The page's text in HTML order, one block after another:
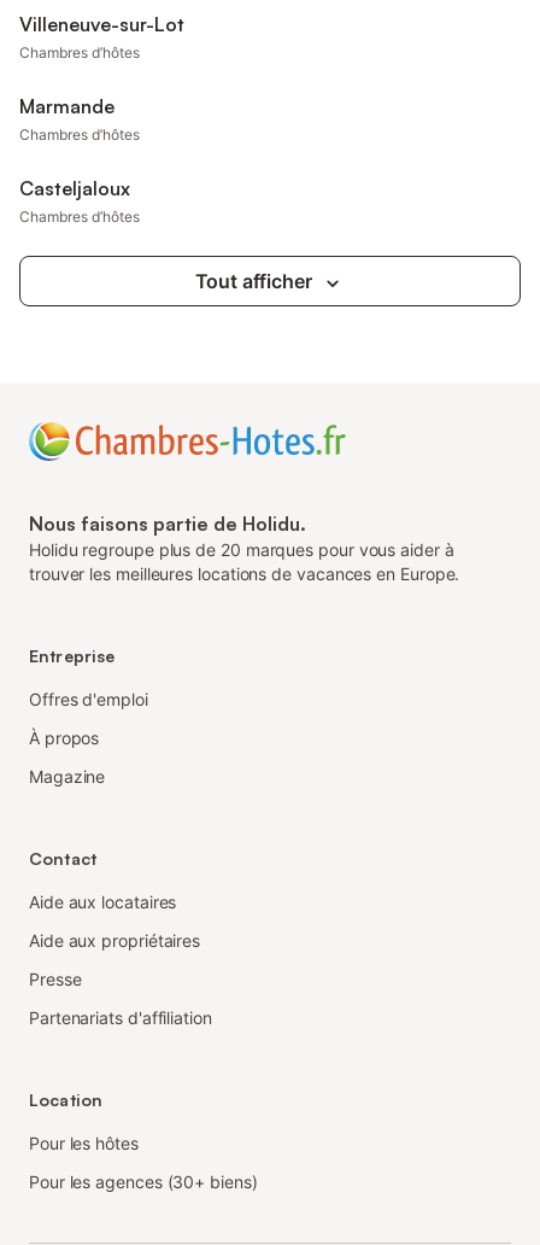
Villeneuve-sur-Lot
Chambres d’hôtes
Marmande
Chambres d’hôtes
Casteljaloux
Chambres d’hôtes
Tout afficher
Nous faisons partie de Holidu.
Holidu regroupe plus de 20 marques pour vous aider à
trouver les meilleures locations de vacances en Europe.
Entreprise
Offres d'emploi
À propos
Magazine
Contact
Aide aux locataires
Aide aux propriétaires
Presse
Partenariats d'affiliation
Location
Pour les hôtes
Pour les agences (30+ biens)